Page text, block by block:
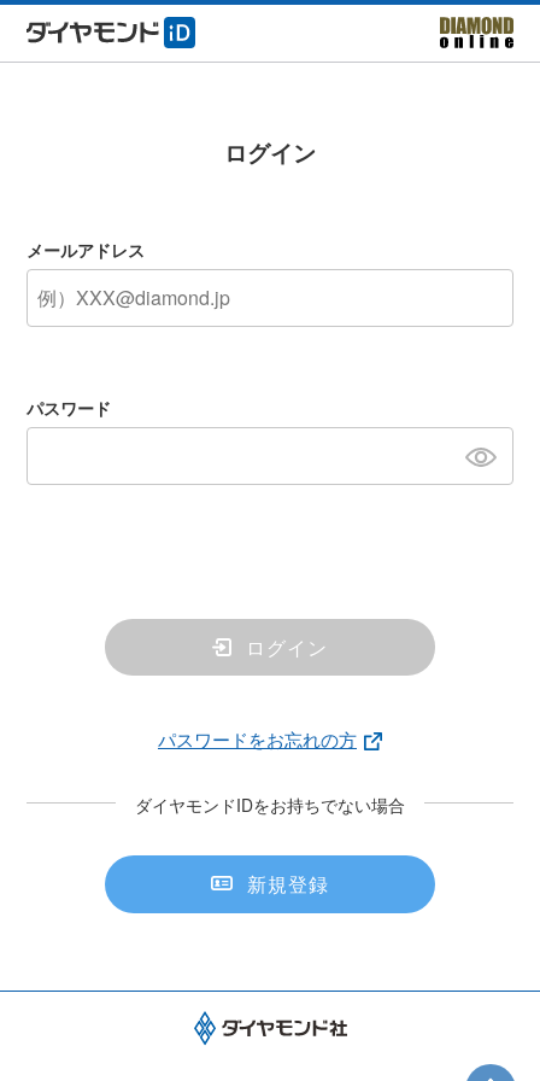
ログイン
メールアドレス
パスワード
ログイン
パスワードをお忘れの方
ダイヤモンドIDをお持ちでない場合
新規登録